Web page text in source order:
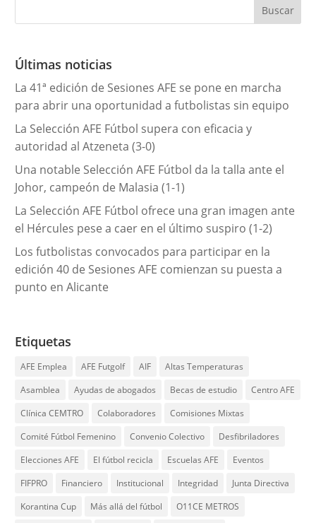
g
r
a
s
Últimas noticias
La 41ª edición de Sesiones AFE se pone en marcha
para abrir una oportunidad a futbolistas sin equipo
La Selección AFE Fútbol supera con eficacia y
autoridad al Atzeneta (3-0)
Una notable Selección AFE Fútbol da la talla ante el
Johor, campeón de Malasia (1-1)
La Selección AFE Fútbol ofrece una gran imagen ante
el Hércules pese a caer en el último suspiro (1-2)
Los futbolistas convocados para participar en la
edición 40 de Sesiones AFE comienzan su puesta a
punto en Alicante
Etiquetas
AFE Emplea AFE Futgolf AIF
Altas Temperaturas
Asamblea
Ayudas de abogados Becas de estudio
Centro AFE
Clínica CEMTRO
Colaboradores
Comisiones Mixtas
Comité Fútbol Femenino
Convenio Colectivo
Desfibriladores
Elecciones AFE
El fútbol recicla Escuelas AFE
Eventos
FIFPRO
Financiero Institucional Integridad
Junta Directiva
Korantina Cup
Más allá del fútbol
O11CE METROS